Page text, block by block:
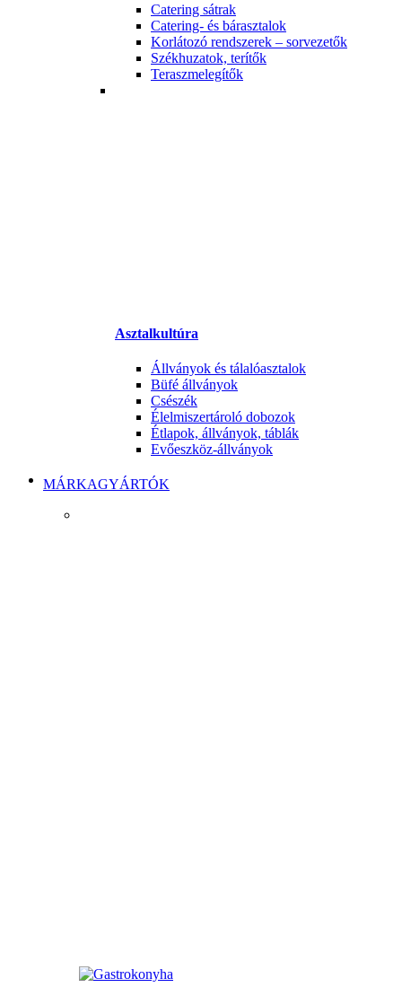
Catering sátrak
Catering- és bárasztalok
Korlátozó rendszerek – sorvezetők
Székhuzatok, terítők
Teraszmelegítők
Asztalkultúra
Állványok és tálalóasztalok
Büfé állványok
Csészék
Élelmiszertároló dobozok
Étlapok, állványok, táblák
Evőeszköz-állványok
MÁRKAGYÁRTÓK